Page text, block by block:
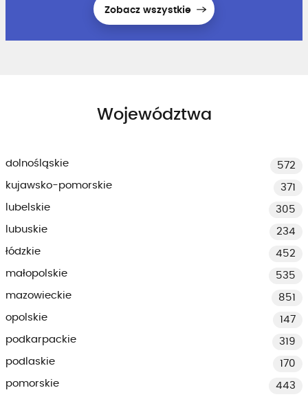
Zobacz wszystkie
Województwa
dolnośląskie
572
kujawsko-pomorskie
371
lubelskie
305
lubuskie
234
łódzkie
452
małopolskie
535
mazowieckie
851
opolskie
147
podkarpackie
319
podlaskie
170
pomorskie
443